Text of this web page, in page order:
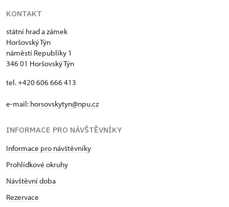
KONTAKT
státní hrad a zámek
Horšovský Týn
náměstí Republiky 1
346 01 Horšovský Týn
tel. +420 606 666 413
e-mail: horsovskytyn@npu.cz
INFORMACE PRO NÁVŠTĚVNÍKY
Informace pro návštěvníky
Prohlídkové okruhy
Návštěvní doba
Rezervace